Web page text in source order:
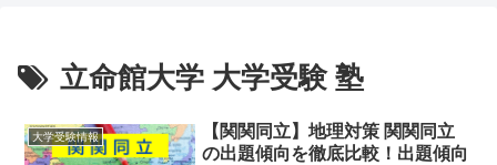
立命館大学 大学受験 塾
大学受験情報
【関関同立】地理対策 関関同立
の出題傾向を徹底比較！出題傾向